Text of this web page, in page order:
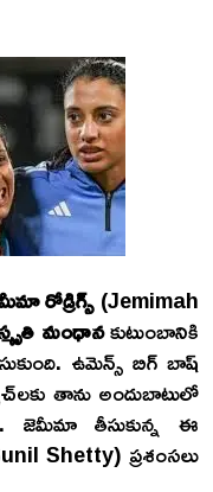
రోడ్రిగ్స్(Jemimah
మంధానకుటుంబానికి
ఉమెన్స్ బిగ్ బాష్
తాను అందుబాటులో
జెమీమా తీసుకున్న ఈ
Shetty) ప్రశంసలు